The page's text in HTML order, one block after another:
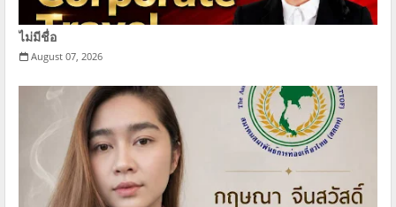
ไม่มีชื่อ
August 07, 2026